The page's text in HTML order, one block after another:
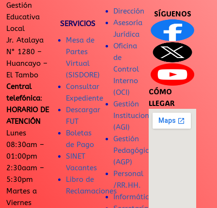
Gestión
Educativa
Local
Jr. Atalaya
N° 1280 –
Huancayo –
El Tambo
Central
telefónica:
HORARIO DE
ATENCIÓN
Lunes
08:30am –
01:00pm
2:30aam –
5:30pm
Martes a
Viernes
SERVICIOS
Mesa de
Partes
Virtual
(SISDORE)
Consultar
Expediente
Descargar
FUT
Boletas
de Pago
SINET
Vacantes
Libro de
Reclamaciones
Dirección
Asesoría
Jurídica
Oficina
de
Control
Interno
(OCI)
Gestión
Institucional
(AGI)
Gestión
Pedagógica
(AGP)
Personal
/RR.HH.
Informática
SÍGUENOS
CÓMO
LLEGAR